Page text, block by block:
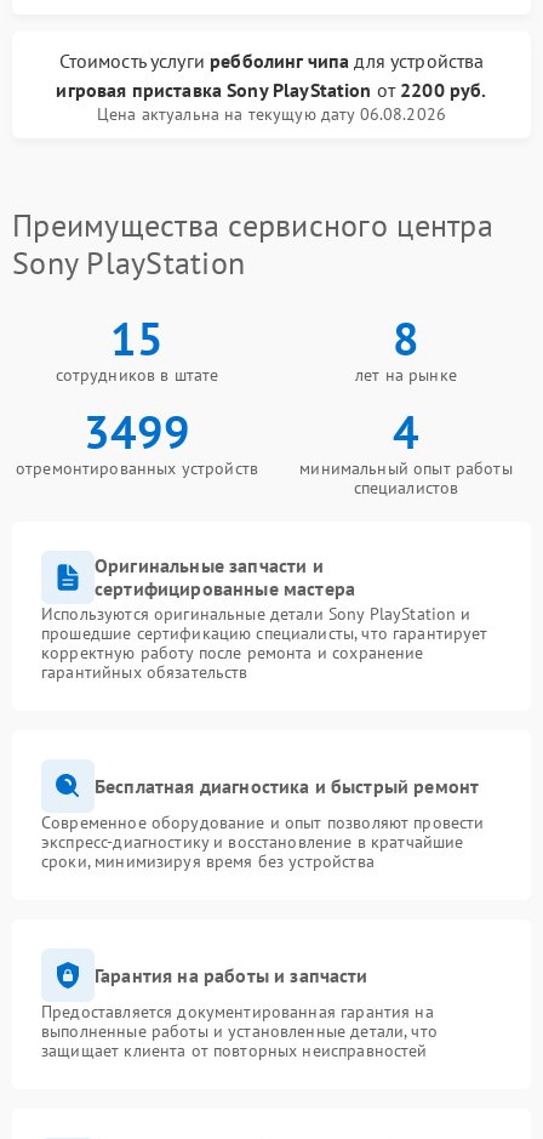
Стоимость услуги ребболинг чипа для устройства
игровая приставка Sony PlayStation от 2200 руб.
Цена актуальна на текущую дату 06.08.2026
Преимущества сервисного центра
Sony PlayStation
15
сотрудников в штате
8
лет на рынке
3499
отремонтированных устройств
4
минимальный опыт работы
специалистов
Оригинальные запчасти и
сертифицированные мастера
Используются оригинальные детали Sony PlayStation и
прошедшие сертификацию специалисты, что гарантирует
корректную работу после ремонта и сохранение
гарантийных обязательств
Бесплатная диагностика и быстрый ремонт
Современное оборудование и опыт позволяют провести
экспресс-диагностику и восстановление в кратчайшие
сроки, минимизируя время без устройства
Гарантия на работы и запчасти
Предоставляется документированная гарантия на
выполненные работы и установленные детали, что
защищает клиента от повторных неисправностей